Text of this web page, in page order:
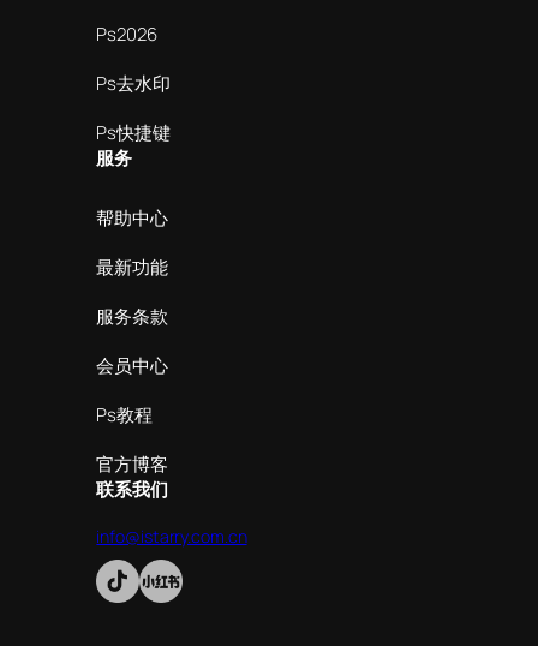
Ps2026
Ps去水印
Ps快捷键
服务
帮助中心
最新功能
服务条款
会员中心
Ps教程
官方博客
联系我们
info@istarry.com.cn